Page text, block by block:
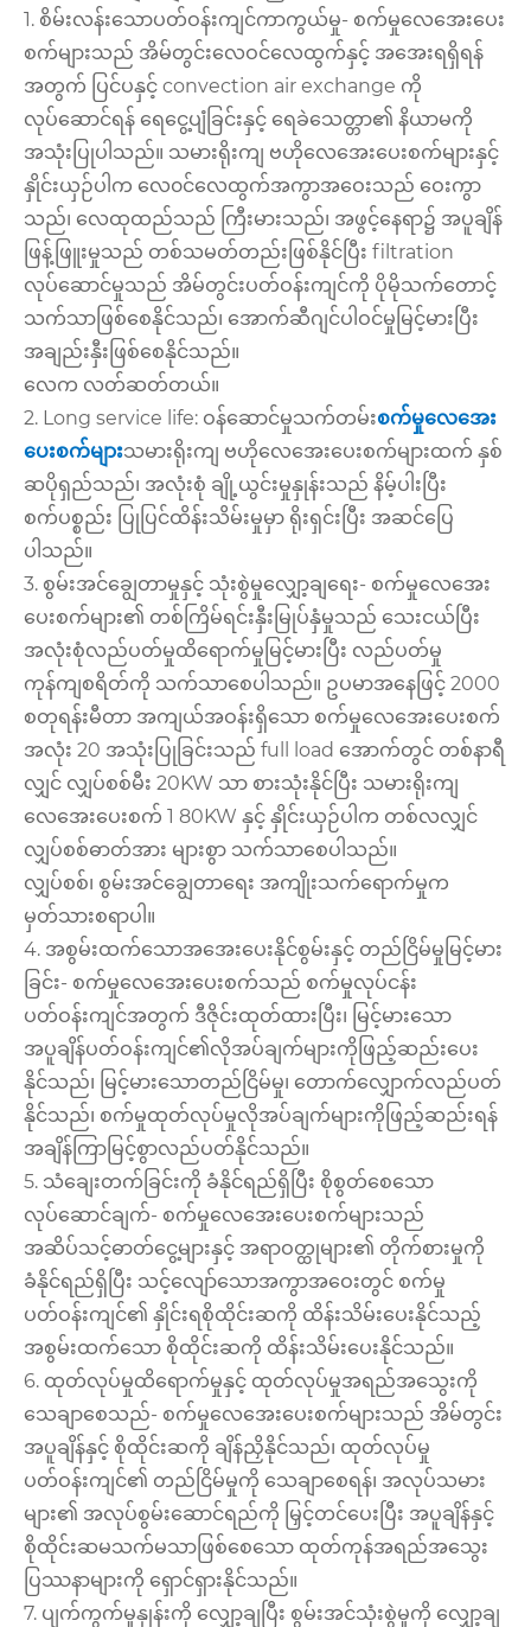
1. စိမ်းလန်းသောပတ်ဝန်းကျင်ကာကွယ်မှု- စက်မှုလေအေးပေး
စက်များသည် အိမ်တွင်းလေဝင်လေထွက်နှင့် အအေးရရှိရန်
အတွက် ပြင်ပနှင့် convection air exchange ကို
လုပ်ဆောင်ရန် ရေငွေ့ပျံခြင်းနှင့် ရေခဲသေတ္တာ၏ နိယာမကို
အသုံးပြုပါသည်။ သမားရိုးကျ ဗဟိုလေအေးပေးစက်များနှင့်
နှိုင်းယှဉ်ပါက လေ၀င်လေထွက်အကွာအဝေးသည် ဝေးကွာ
သည်၊ လေထုထည်သည် ကြီးမားသည်၊ အဖွင့်နေရာ၌ အပူချိန်
ဖြန့်ဖြူးမှုသည် တစ်သမတ်တည်းဖြစ်နိုင်ပြီး filtration
လုပ်ဆောင်မှုသည် အိမ်တွင်းပတ်ဝန်းကျင်ကို ပိုမိုသက်တောင့်
သက်သာဖြစ်စေနိုင်သည်၊ အောက်ဆီဂျင်ပါဝင်မှုမြင့်မားပြီး
အချည်းနှီးဖြစ်စေနိုင်သည်။
လေက လတ်ဆတ်တယ်။
2. Long service life: ဝန်ဆောင်မှုသက်တမ်းစက်မှုလေအေး
ပေးစက်များသမားရိုးကျ ဗဟိုလေအေးပေးစက်များထက် နှစ်
ဆပိုရှည်သည်၊ အလုံးစုံ ချို့ယွင်းမှုနှုန်းသည် နိမ့်ပါးပြီး
စက်ပစ္စည်း ပြုပြင်ထိန်းသိမ်းမှုမှာ ရိုးရှင်းပြီး အဆင်ပြေ
ပါသည်။
3. စွမ်းအင်ချွေတာမှုနှင့် သုံးစွဲမှုလျှော့ချရေး- စက်မှုလေအေး
ပေးစက်များ၏ တစ်ကြိမ်ရင်းနှီးမြုပ်နှံမှုသည် သေးငယ်ပြီး
အလုံးစုံလည်ပတ်မှုထိရောက်မှုမြင့်မားပြီး လည်ပတ်မှု
ကုန်ကျစရိတ်ကို သက်သာစေပါသည်။ ဥပမာအနေဖြင့် 2000
စတုရန်းမီတာ အကျယ်အဝန်းရှိသော စက်မှုလေအေးပေးစက်
အလုံး 20 အသုံးပြုခြင်းသည် full load အောက်တွင် တစ်နာရီ
လျှင် လျှပ်စစ်မီး 20KW သာ စားသုံးနိုင်ပြီး သမားရိုးကျ
လေအေးပေးစက် 1 80KW နှင့် နှိုင်းယှဉ်ပါက တစ်လလျှင်
လျှပ်စစ်ဓာတ်အား များစွာ သက်သာစေပါသည်။
လျှပ်စစ်၊ စွမ်းအင်ချွေတာရေး အကျိုးသက်ရောက်မှုက
မှတ်သားစရာပါ။
4. အစွမ်းထက်သောအအေးပေးနိုင်စွမ်းနှင့် တည်ငြိမ်မှုမြင့်မား
ခြင်း- စက်မှုလေအေးပေးစက်သည် စက်မှုလုပ်ငန်း
ပတ်ဝန်းကျင်အတွက် ဒီဇိုင်းထုတ်ထားပြီး၊ မြင့်မားသော
အပူချိန်ပတ်ဝန်းကျင်၏လိုအပ်ချက်များကိုဖြည့်ဆည်းပေး
နိုင်သည်၊ မြင့်မားသောတည်ငြိမ်မှု၊ တောက်လျှောက်လည်ပတ်
နိုင်သည်၊ စက်မှုထုတ်လုပ်မှုလိုအပ်ချက်များကိုဖြည့်ဆည်းရန်
အချိန်ကြာမြင့်စွာလည်ပတ်နိုင်သည်။
5. သံချေးတက်ခြင်းကို ခံနိုင်ရည်ရှိပြီး စိုစွတ်စေသော
လုပ်ဆောင်ချက်- စက်မှုလေအေးပေးစက်များသည်
အဆိပ်သင့်ဓာတ်ငွေ့များနှင့် အရာဝတ္ထုများ၏ တိုက်စားမှုကို
ခံနိုင်ရည်ရှိပြီး သင့်လျော်သောအကွာအဝေးတွင် စက်မှု
ပတ်ဝန်းကျင်၏ နှိုင်းရစိုထိုင်းဆကို ထိန်းသိမ်းပေးနိုင်သည့်
အစွမ်းထက်သော စိုထိုင်းဆကို ထိန်းသိမ်းပေးနိုင်သည်။
6. ထုတ်လုပ်မှုထိရောက်မှုနှင့် ထုတ်လုပ်မှုအရည်အသွေးကို
သေချာစေသည်- စက်မှုလေအေးပေးစက်များသည် အိမ်တွင်း
အပူချိန်နှင့် စိုထိုင်းဆကို ချိန်ညှိနိုင်သည်၊ ထုတ်လုပ်မှု
ပတ်ဝန်းကျင်၏ တည်ငြိမ်မှုကို သေချာစေရန်၊ အလုပ်သမား
များ၏ အလုပ်စွမ်းဆောင်ရည်ကို မြှင့်တင်ပေးပြီး အပူချိန်နှင့်
စိုထိုင်းဆမသက်မသာဖြစ်စေသော ထုတ်ကုန်အရည်အသွေး
ပြဿနာများကို ရှောင်ရှားနိုင်သည်။
7. ပျက်ကွက်မှုနှုန်းကို လျှော့ချပြီး စွမ်းအင်သုံးစွဲမှုကို လျှော့ချ